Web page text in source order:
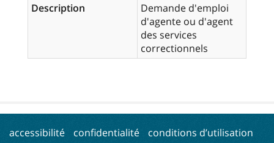
Description
Demande d'emploi
d'agente ou d'agent
des services
correctionnels
accessibilité confidentialité conditions d’utilisation